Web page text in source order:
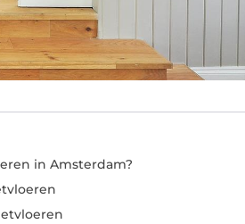
in Amsterdam?